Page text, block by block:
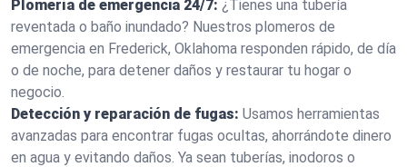
Plomería de emergencia 24/7: ¿Tienes una tubería
reventada o baño inundado? Nuestros plomeros de
emergencia en Frederick, Oklahoma responden rápido, de día
o de noche, para detener daños y restaurar tu hogar o
negocio.
Detección y reparación de fugas: Usamos herramientas
avanzadas para encontrar fugas ocultas, ahorrándote dinero
en agua y evitando daños. Ya sean tuberías, inodoros o